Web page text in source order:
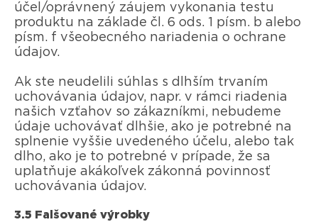
účel/oprávnený záujem vykonania testu
produktu na základe čl. 6 ods. 1 písm. b alebo
písm. f všeobecného nariadenia o ochrane
údajov.
Ak ste neudelili súhlas s dlhším trvaním
uchovávania údajov, napr. v rámci riadenia
našich vzťahov so zákazníkmi, nebudeme
údaje uchovávať dlhšie, ako je potrebné na
splnenie vyššie uvedeného účelu, alebo tak
dlho, ako je to potrebné v prípade, že sa
uplatňuje akákoľvek zákonná povinnosť
uchovávania údajov.
3.5 Falšované výrobky